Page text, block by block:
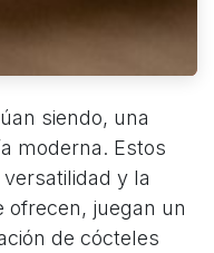
siendo, una
moderna. Estos
y la
ofrecen, juegan un
de cócteles